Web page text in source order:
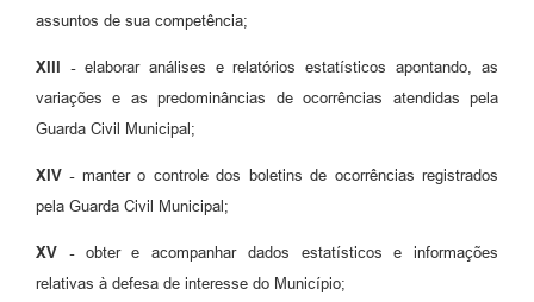
assuntos de sua competência;
XIII -elaborar análises e relatórios estatísticos apontando, as
variações e as predominâncias de ocorrências atendidas pela
Guarda Civil Municipal;
XIV -manter o controle dos boletins de ocorrências registrados
pela Guarda Civil Municipal;
XV -obter e acompanhar dados estatísticos e informações
relativas à defesa de interesse do Município;